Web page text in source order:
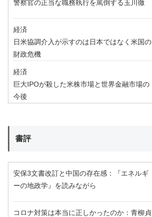
警察官の正当な職務執行を罵倒する玉川徹
経済
日米協調介入が示すのは日本ではなく米国の
財政危機
経済
巨大IPOが殺した米株市場と世界金融市場の
今後
書評
安保3文書改訂と中国の存在感：『エネルギ
ーの地政学』を読みながら
コロナ対策は本当に正しかったのか：青柳貞